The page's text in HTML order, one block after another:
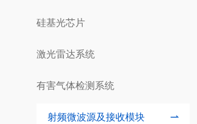
硅基光芯片
激光雷达系统
有害气体检测系统
射频微波源及接收模块